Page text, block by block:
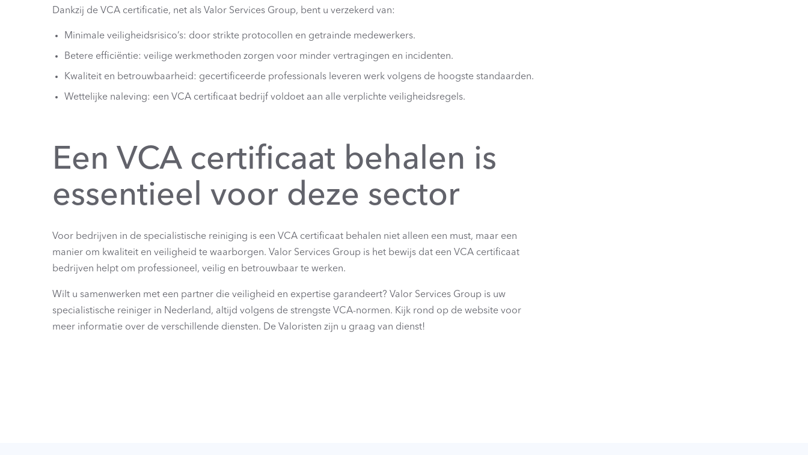
Dankzij de VCA certificatie, net als Valor Services Group, bent u verzekerd van:
Minimale veiligheidsrisico’s: door strikte protocollen en getrainde medewerkers.
Betere efficiëntie: veilige werkmethoden zorgen voor minder vertragingen en incidenten.
Kwaliteit en betrouwbaarheid: gecertificeerde professionals leveren werk volgens de hoogste standaarden.
Wettelijke naleving: een VCA certificaat bedrijf voldoet aan alle verplichte veiligheidsregels.
Een VCA certificaat behalen is
essentieel voor deze sector
Voor bedrijven in de specialistische reiniging is een VCA certificaat behalen niet alleen een must, maar een
manier om kwaliteit en veiligheid te waarborgen. Valor Services Group is het bewijs dat een VCA certificaat
bedrijven helpt om professioneel, veilig en betrouwbaar te werken.
Wilt u samenwerken met een partner die veiligheid en expertise garandeert? Valor Services Group is uw
specialistische reiniger in Nederland, altijd volgens de strengste VCA-normen. Kijk rond op de website voor
meer informatie over de verschillende diensten. De Valoristen zijn u graag van dienst!